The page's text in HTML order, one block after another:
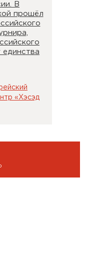
В
прошёл
единства
«Хэсэд